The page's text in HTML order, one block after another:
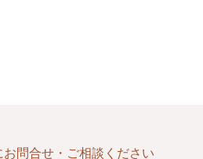
お問合せ・ご相談ください